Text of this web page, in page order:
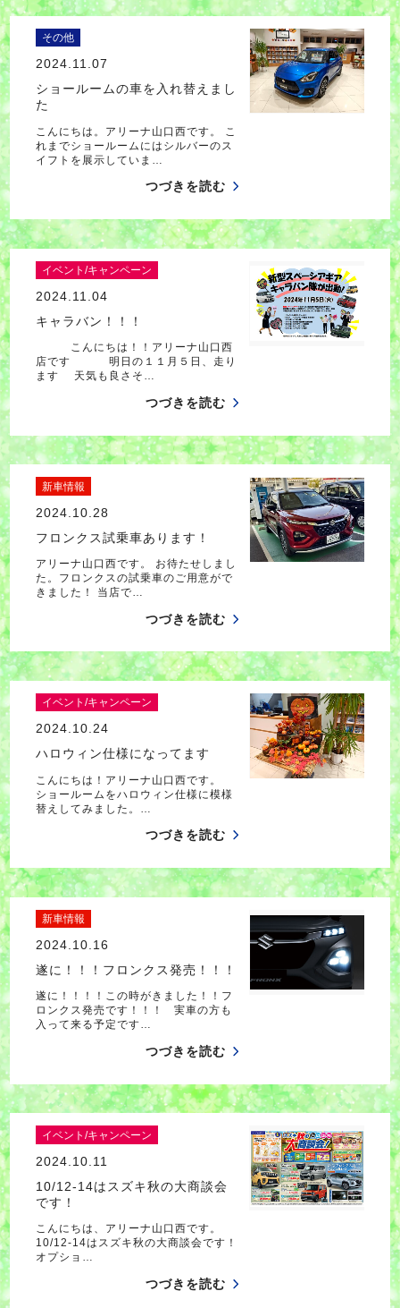
その他
2024.11.07
ショールームの車を入れ替えまし
た
こんにちは。アリーナ山口西です。 こ
れまでショールームにはシルバーのス
イフトを展示していま…
つづきを読む
イベント/キャンペーン
2024.11.04
キャラバン！！！
こんにちは！！アリーナ山口西
店です 明日の１１月５日、走り
ます 天気も良さそ…
つづきを読む
新車情報
2024.10.28
フロンクス試乗車あります！
アリーナ山口西です。 お待たせしまし
た。フロンクスの試乗車のご用意がで
きました！ 当店で…
つづきを読む
イベント/キャンペーン
2024.10.24
ハロウィン仕様になってます
こんにちは！アリーナ山口西です。
ショールームをハロウィン仕様に模様
替えしてみました。…
つづきを読む
新車情報
2024.10.16
遂に！！！フロンクス発売！！！
遂に！！！！この時がきました！！フ
ロンクス発売です！！！ 実車の方も
入って来る予定です…
つづきを読む
イベント/キャンペーン
2024.10.11
10/12-14はスズキ秋の大商談会
です！
こんにちは、アリーナ山口西です。
10/12-14はスズキ秋の大商談会です！
オプショ…
つづきを読む